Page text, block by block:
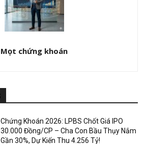
Mọt chứng khoán
Chứng Khoán 2026: LPBS Chốt Giá IPO
30.000 Đồng/CP – Cha Con Bầu Thụy Nắm
Gần 30%, Dự Kiến Thu 4.256 Tỷ!